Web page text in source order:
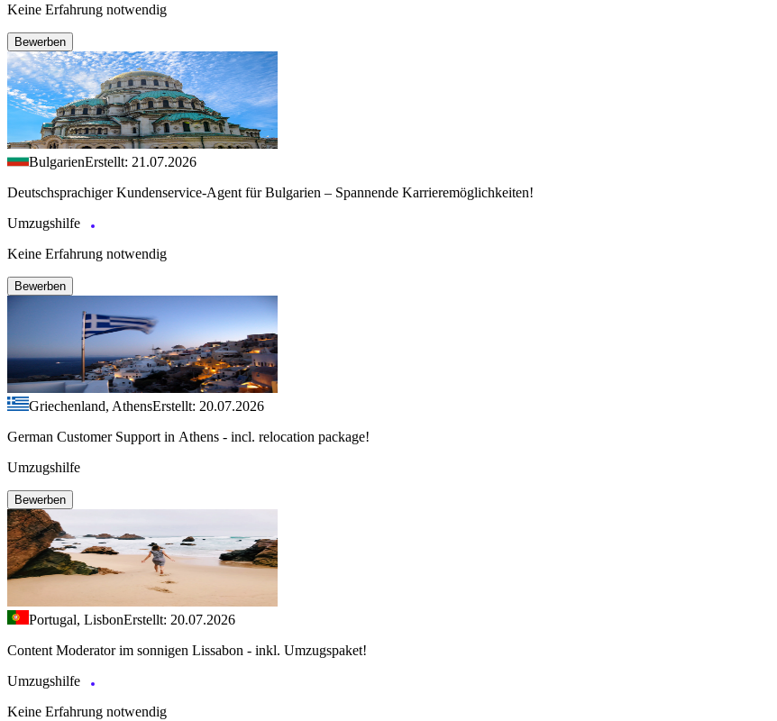
Keine Erfahrung notwendig
Bewerben
BulgarienErstellt: 21.07.2026
Deutschsprachiger Kundenservice-Agent für Bulgarien – Spannende Karrieremöglichkeiten!
Umzugshilfe
Keine Erfahrung notwendig
Bewerben
Griechenland, AthensErstellt: 20.07.2026
German Customer Support in Athens - incl. relocation package!
Umzugshilfe
Bewerben
Portugal, LisbonErstellt: 20.07.2026
Content Moderator im sonnigen Lissabon - inkl. Umzugspaket!
Umzugshilfe
Keine Erfahrung notwendig